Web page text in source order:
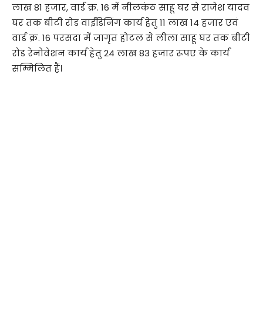
लाख 81 हजार, वार्ड क्र. 16 में नीलकंठ साहू घर से राजेश यादव
घर तक बीटी रोड वाईंडिनिंग कार्य हेतु 11 लाख 14 हजार एवं
वार्ड क्र. 16 परसदा में जागृत होटल से लीला साहू घर तक बीटी
रोड रेनोवेशन कार्य हेतु 24 लाख 83 हजार रूपए के कार्य
सम्मिलित हैं।